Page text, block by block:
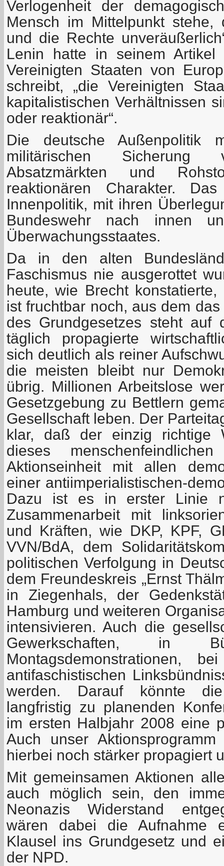
Verlogenheit der
Mensch im Mittelpunkt stehe,
und die Rechte
Lenin hatte in seinem
Vereinigten Staaten von
schreibt, „die Vereinigten
kapitalistischen Verhältnissen
oder reaktionär“.
Die deutsche Außenpolitik
militärischen Sicherung
Absatzmärkten und
reaktionären Charakter.
Innenpolitik, mit ihren
Bundeswehr nach innen
Überwachungsstaates.
Da in den alten
Faschismus nie ausgerottet
heute, wie Brecht
ist fruchtbar noch, aus dem
des Grundgesetzes steht auf
täglich propagierte
sich deutlich als reiner
die meisten bleibt nur
übrig. Millionen Arbeitslose
Gesetzgebung zu Bettlern
Gesellschaft leben. Der
klar, daß der einzig richtige
dieses
Aktionseinheit mit allen
einer antiimperialistischen-
Dazu ist es in erster Linie
Zusammenarbeit mit
und Kräften, wie DKP, KPF,
VVN/BdA, dem
politischen Verfolgung in
dem Freundeskreis „Ernst
in Ziegenhals, der
Hamburg und weiteren
intensivieren. Auch die
Gewerkschaften, in
Montagsdemonstrationen,
antifaschistischen
werden. Darauf könnte
langfristig zu planenden
im ersten Halbjahr 2008 eine
Auch unser
hierbei noch stärker propagiert
Mit gemeinsamen Aktionen
auch möglich sein, den
Neonazis Widerstand
wären dabei die Aufnahme
Klausel ins Grundgesetz und
der NPD.